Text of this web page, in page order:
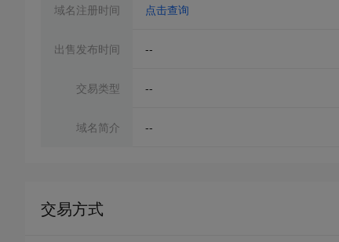
域名注册时间 点击查询
出售发布时间 --
交易类型 --
域名简介 --
交易方式